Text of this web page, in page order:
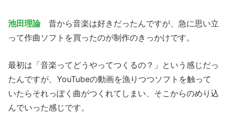
池田理論昔から音楽は好きだったんですが、急に思い立
って作曲ソフトを買ったのが制作のきっかけです。
最初は「音楽ってどうやってつくるの？」という感じだっ
たんですが、YouTubeの動画を漁りつつソフトを触って
いたらそれっぽく曲がつくれてしまい、そこからのめり込
んでいった感じです。